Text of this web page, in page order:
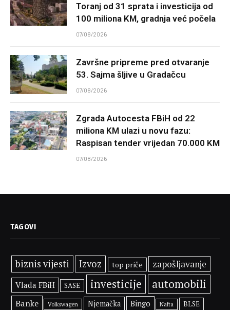
Toranj od 31 sprata i investicija od
100 miliona KM, gradnja već počela
07/08/2026
Završne pripreme pred otvaranje
53. Sajma šljive u Gradačcu
07/08/2026
Zgrada Autocesta FBiH od 22
miliona KM ulazi u novu fazu:
Raspisan tender vrijedan 70.000 KM
07/08/2026
TAGOVI
biznis vijesti Izvoz top priče zapošljavanje
Vlada FBiH SASE investicije automobili
Banke Volkswagen Njemačka Bingo Nafta BLSE